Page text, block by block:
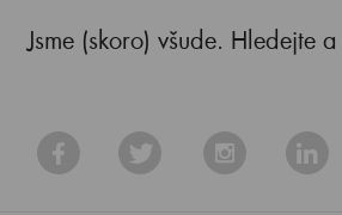
Jsme (skoro) všude. Hledejte